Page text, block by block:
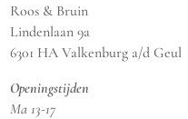
Roos & Bruin
Lindenlaan 9a
6301 HA Valkenburg a/d Geul
Openingstijden
Ma 13-17